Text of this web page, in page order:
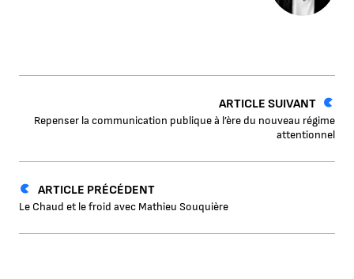
ARTICLE PRÉCÉDENT
Le Chaud et le froid avec Mathieu Souquière
ARTICLE SUIVANT
Repenser la communication publique à l’ère du nouveau régime
attentionnel